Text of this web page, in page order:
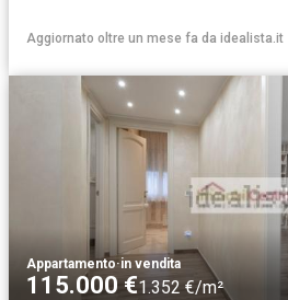
Aggiornato oltre un mese fa da idealista.it
Appartamento·in vendita
115.000 €1.352 €/m²